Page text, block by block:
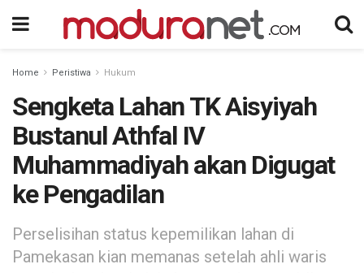
Home Peristiwa Hukum
Sengketa Lahan TK Aisyiyah
Bustanul Athfal IV
Muhammadiyah akan Digugat
ke Pengadilan
Perselisihan status kepemilikan lahan di
Pamekasan kian memanas setelah ahli waris